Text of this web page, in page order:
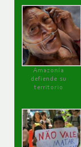
Amazonía
defiende su
territorio